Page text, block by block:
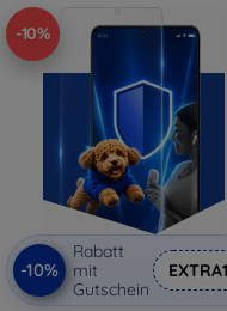
-10%
-10%
Rabatt
mit
Gutschein